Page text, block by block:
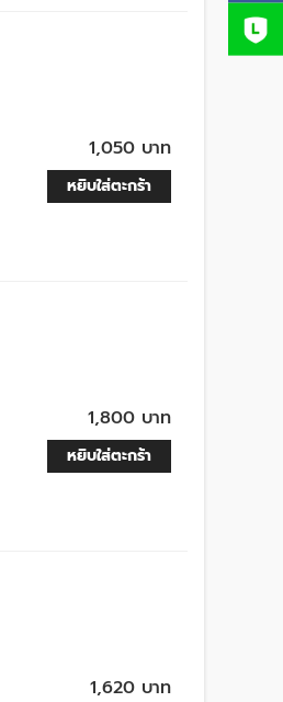
1,050 บาท
หยิบใส่ตะกร้า
1,800 บาท
หยิบใส่ตะกร้า
1,620 บาท